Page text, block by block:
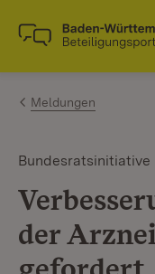
Zum Inhalt
Link zur Startseite
Meldungen
Bundesratsinitiative
der